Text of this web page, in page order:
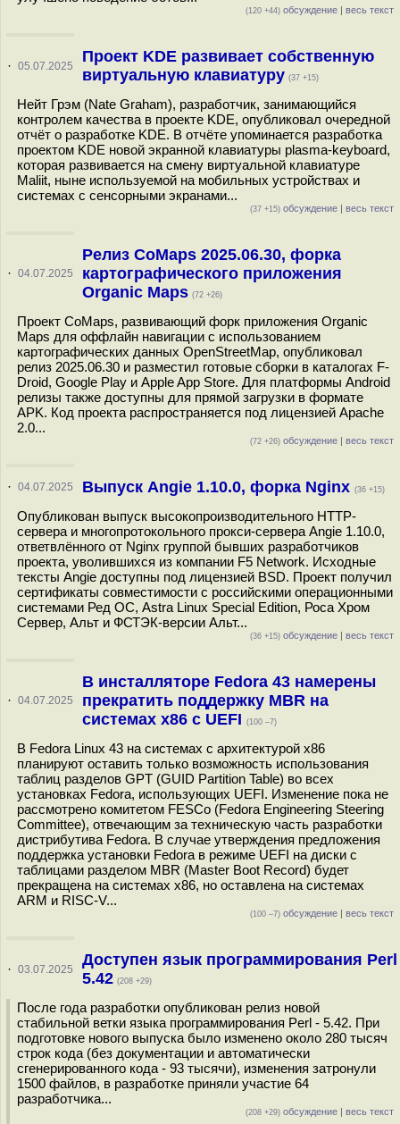
(120 +44) обсуждение | весь текст
· 05.07.2025
Проект KDE развивает собственную
виртуальную клавиатуру (37 +15)
Нейт Грэм (Nate Graham), разработчик, занимающийся
контролем качества в проекте KDE, опубликовал очередной
отчёт о разработке KDE. В отчёте упоминается разработка
проектом KDE новой экранной клавиатуры plasma-keyboard,
которая развивается на смену виртуальной клавиатуре
Maliit, ныне используемой на мобильных устройствах и
системах с сенсорными экранами...
(37 +15) обсуждение | весь текст
· 04.07.2025
Релиз CoMaps 2025.06.30, форка
картографического приложения
Organic Maps (72 +26)
Проект CoMaps, развивающий форк приложения Organic
Maps для оффлайн навигации с использованием
картографических данных OpenStreetMap, опубликовал
релиз 2025.06.30 и разместил готовые сборки в каталогах F-
Droid, Google Play и Apple App Store. Для платформы Android
релизы также доступны для прямой загрузки в формате
APK. Код проекта распространяется под лицензией Apache
2.0...
(72 +26) обсуждение | весь текст
· 04.07.2025 Выпуск Angie 1.10.0, форка Nginx (36 +15)
Опубликован выпуск высокопроизводительного HTTP-
сервера и многопротокольного прокси-сервера Angie 1.10.0,
ответвлённого от Nginx группой бывших разработчиков
проекта, уволившихся из компании F5 Network. Исходные
тексты Angie доступны под лицензией BSD. Проект получил
сертификаты совместимости с российскими операционными
системами Ред ОС, Astra Linux Special Edition, Роса Хром
Сервер, Альт и ФСТЭК-версии Альт...
(36 +15) обсуждение | весь текст
· 04.07.2025
В инсталляторе Fedora 43 намерены
прекратить поддержку MBR на
системах x86 с UEFI (100 –7)
В Fedora Linux 43 на системах с архитектурой x86
планируют оставить только возможность использования
таблиц разделов GPT (GUID Partition Table) во всех
установках Fedora, использующих UEFI. Изменение пока не
рассмотрено комитетом FESCo (Fedora Engineering Steering
Committee), отвечающим за техническую часть разработки
дистрибутива Fedora. В случае утверждения предложения
поддержка установки Fedora в режиме UEFI на диски с
таблицами разделом MBR (Master Boot Record) будет
прекращена на системах x86, но оставлена на системах
ARM и RISC-V...
(100 –7) обсуждение | весь текст
· 03.07.2025
Доступен язык программирования Perl
5.42 (208 +29)
После года разработки опубликован релиз новой
стабильной ветки языка программирования Perl - 5.42. При
подготовке нового выпуска было изменено около 280 тысяч
строк кода (без документации и автоматически
сгенерированного кода - 93 тысячи), изменения затронули
1500 файлов, в разработке приняли участие 64
разработчика...
(208 +29) обсуждение | весь текст